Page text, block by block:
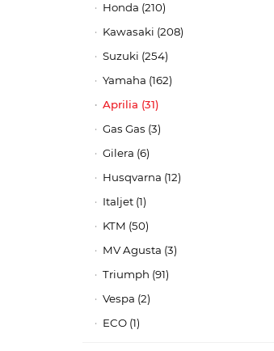
Honda (210)
Kawasaki (208)
Suzuki (254)
Yamaha (162)
Aprilia (31)
Gas Gas (3)
Gilera (6)
Husqvarna (12)
Italjet (1)
KTM (50)
MV Agusta (3)
Triumph (91)
Vespa (2)
ECO (1)